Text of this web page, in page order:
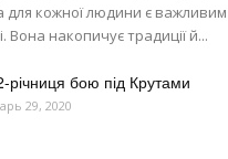
для кожної людини є
Вона накопичує традиції й...
річниця бою під Крутами
29, 2020